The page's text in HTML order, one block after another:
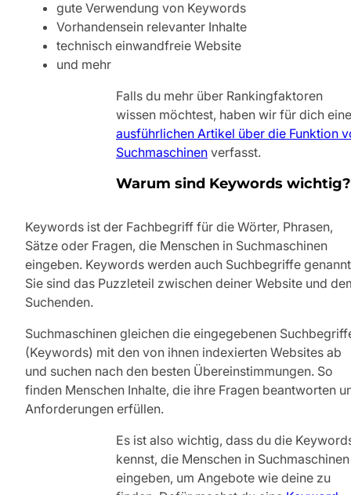
gute Verwendung von Keywords
Vorhandensein relevanter Inhalte
technisch einwandfreie Website
und mehr
Falls du mehr über Rankingfaktoren
wissen möchtest, haben wir für dich
ausführlichen Artikel über die Funktion
Suchmaschinen verfasst.
Warum sind Keywords wichtig?
Keywords ist der Fachbegriff für die Wörter, Phrasen,
Sätze oder Fragen, die Menschen in Suchmaschinen
eingeben. Keywords werden auch Suchbegriffe
Sie sind das Puzzleteil zwischen deiner Website und
Suchenden.
Suchmaschinen gleichen die eingegebenen
(Keywords) mit den von ihnen indexierten Websites ab
und suchen nach den besten Übereinstimmungen. So
finden Menschen Inhalte, die ihre Fragen beantworten
Anforderungen erfüllen.
Es ist also wichtig, dass du die
kennst, die Menschen in Suchmaschinen
eingeben, um Angebote wie deine zu